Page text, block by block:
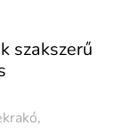
szakszerű
,